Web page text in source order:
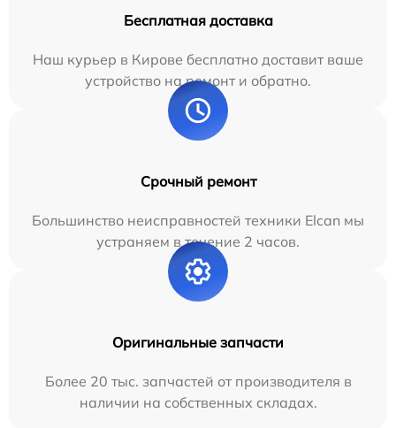
Бесплатная доставка
Наш курьер в Кирове бесплатно доставит ваше
устройство на ремонт и обратно.
Срочный ремонт
Большинство неисправностей техники Elcan мы
устраняем в течение 2 часов.
Оригинальные запчасти
Более 20 тыс. запчастей от производителя в
наличии на собственных складах.